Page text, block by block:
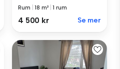
Rum |18 m² |1 rum
4 500 kr Se mer